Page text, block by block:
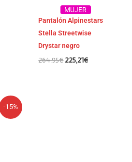
MUJER
Pantalón Alpinestars
Stella Streetwise
Drystar negro
264,95€225,21€
-15%